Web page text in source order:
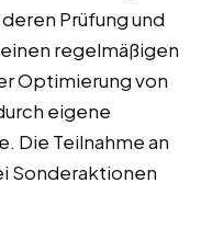
Prüfung und
regelmäßigen
Optimierung von
eigene
Die Teilnahme an
Sonderaktionen